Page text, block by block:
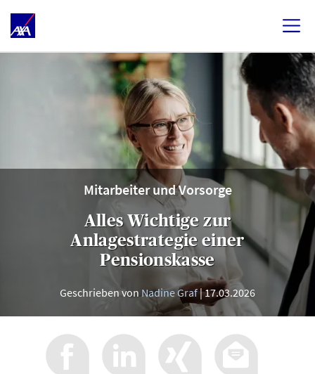
Mitarbeiter und Vorsorge
Alles Wichtige zur
Anlagestrategie einer
Pensionskasse
Geschrieben von Nadine Graf 17.03.2026